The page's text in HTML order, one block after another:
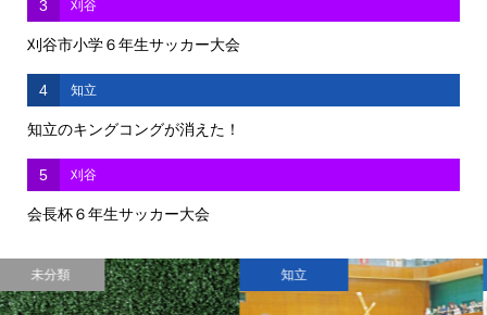
3 刈谷
刈谷市小学６年生サッカー大会
4 知立
知立のキングコングが消えた！
5 刈谷
会長杯６年生サッカー大会
催し